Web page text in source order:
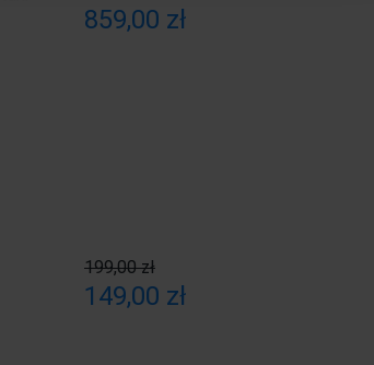
859,00 zł
149,00 zł
199,00 zł